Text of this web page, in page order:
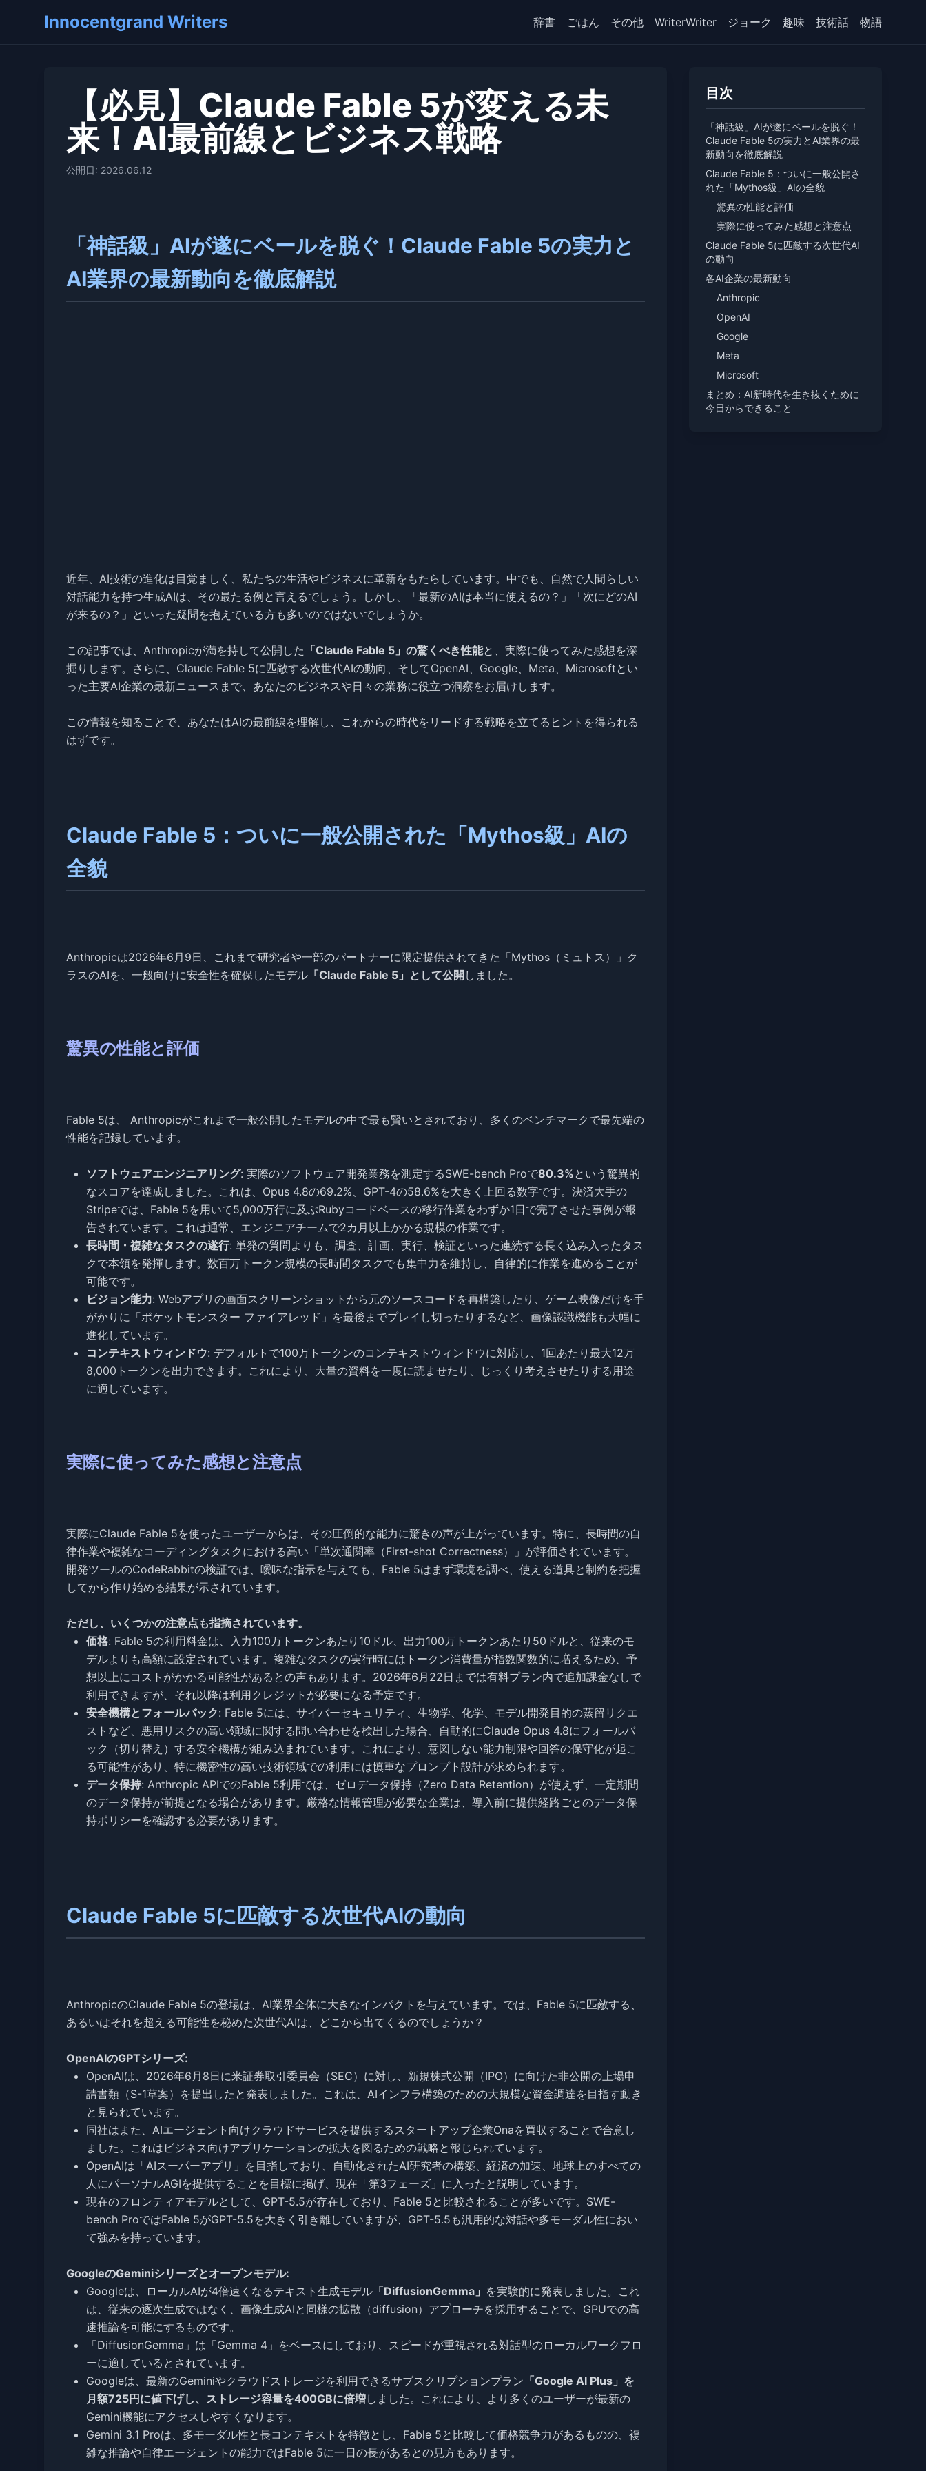
Innocentgrand Writers 辞書 ごはん その他 WriterWriter ジョーク 趣味 技術話 物語
【必見】Claude Fable 5が変える未
来！AI最前線とビジネス戦略
公開日: 2026.06.12
「神話級」AIが遂にベールを脱ぐ！Claude Fable 5の実力と
AI業界の最新動向を徹底解説
近年、AI技術の進化は目覚ましく、私たちの生活やビジネスに革新をもたらしています。中でも、自然で人間らしい
対話能力を持つ生成AIは、その最たる例と言えるでしょう。しかし、「最新のAIは本当に使えるの？」「次にどのAI
が来るの？」といった疑問を抱えている方も多いのではないでしょうか。
この記事では、Anthropicが満を持して公開した 「Claude Fable 5」の驚くべき性能と、実際に使ってみた感想を深
掘りします。さらに、Claude Fable 5に匹敵する次世代AIの動向、そしてOpenAI、Google、Meta、Microsoftとい
った主要AI企業の最新ニュースまで、あなたのビジネスや日々の業務に役立つ洞察をお届けします。
この情報を知ることで、あなたはAIの最前線を理解し、これからの時代をリードする戦略を立てるヒントを得られる
はずです。
Claude Fable 5：ついに一般公開された「Mythos級」AIの
全貌
Anthropicは2026年6月9日、これまで研究者や一部のパートナーに限定提供されてきた「Mythos（ミュトス）」ク
ラスのAIを、一般向けに安全性を確保したモデル 「Claude Fable 5」として公開 しました。
驚異の性能と評価
Fable 5は、 Anthropicがこれまで一般公開したモデルの中で最も賢いとされており、多くのベンチマークで最先端の
性能を記録しています。
ソフトウェアエンジニアリング: 実際のソフトウェア開発業務を測定するSWE-bench Proで80.3%という驚異的
なスコアを達成しました。これは、Opus 4.8の69.2%、GPT-4の58.6%を大きく上回る数字です。決済大手の
Stripeでは、Fable 5を用いて5,000万行に及ぶRubyコードベースの移行作業をわずか1日で完了させた事例が報
告されています。これは通常、エンジニアチームで2カ月以上かかる規模の作業です。
長時間・複雑なタスクの遂行: 単発の質問よりも、調査、計画、実行、検証といった連続する長く込み入ったタス
クで本領を発揮します。数百万トークン規模の長時間タスクでも集中力を維持し、自律的に作業を進めることが
可能です。
ビジョン能力: Webアプリの画面スクリーンショットから元のソースコードを再構築したり、ゲーム映像だけを手
がかりに「ポケットモンスター ファイアレッド」を最後までプレイし切ったりするなど、画像認識機能も大幅に
進化しています。
コンテキストウィンドウ: デフォルトで100万トークンのコンテキストウィンドウに対応し、1回あたり最大12万
8,000トークンを出力できます。これにより、大量の資料を一度に読ませたり、じっくり考えさせたりする用途
に適しています。
実際に使ってみた感想と注意点
実際にClaude Fable 5を使ったユーザーからは、その圧倒的な能力に驚きの声が上がっています。特に、長時間の自
律作業や複雑なコーディングタスクにおける高い「単次通関率（First-shot Correctness）」が評価されています。
開発ツールのCodeRabbitの検証では、曖昧な指示を与えても、Fable 5はまず環境を調べ、使える道具と制約を把握
してから作り始める結果が示されています。
ただし、いくつかの注意点も指摘されています。
価格: Fable 5の利用料金は、入力100万トークンあたり10ドル、出力100万トークンあたり50ドルと、従来のモ
デルよりも高額に設定されています。複雑なタスクの実行時にはトークン消費量が指数関数的に増えるため、予
想以上にコストがかかる可能性があるとの声もあります。2026年6月22日までは有料プラン内で追加課金なしで
利用できますが、それ以降は利用クレジットが必要になる予定です。
安全機構とフォールバック: Fable 5には、サイバーセキュリティ、生物学、化学、モデル開発目的の蒸留リクエ
ストなど、悪用リスクの高い領域に関する問い合わせを検出した場合、自動的にClaude Opus 4.8にフォールバ
ック（切り替え）する安全機構が組み込まれています。これにより、意図しない能力制限や回答の保守化が起こ
る可能性があり、特に機密性の高い技術領域での利用には慎重なプロンプト設計が求められます。
データ保持: Anthropic APIでのFable 5利用では、ゼロデータ保持（Zero Data Retention）が使えず、一定期間
のデータ保持が前提となる場合があります。厳格な情報管理が必要な企業は、導入前に提供経路ごとのデータ保
持ポリシーを確認する必要があります。
Claude Fable 5に匹敵する次世代AIの動向
AnthropicのClaude Fable 5の登場は、AI業界全体に大きなインパクトを与えています。では、Fable 5に匹敵する、
あるいはそれを超える可能性を秘めた次世代AIは、どこから出てくるのでしょうか？
OpenAIのGPTシリーズ:
OpenAIは、2026年6月8日に米証券取引委員会（SEC）に対し、新規株式公開（IPO）に向けた非公開の上場申
請書類（S-1草案）を提出したと発表しました。これは、AIインフラ構築のための大規模な資金調達を目指す動き
と見られています。
同社はまた、AIエージェント向けクラウドサービスを提供するスタートアップ企業Onaを買収することで合意し
ました。これはビジネス向けアプリケーションの拡大を図るための戦略と報じられています。
OpenAIは「AIスーパーアプリ」を目指しており、自動化されたAI研究者の構築、経済の加速、地球上のすべての
人にパーソナルAGIを提供することを目標に掲げ、現在「第3フェーズ」に入ったと説明しています。
現在のフロンティアモデルとして、GPT-5.5が存在しており、Fable 5と比較されることが多いです。SWE-
bench ProではFable 5がGPT-5.5を大きく引き離していますが、GPT-5.5も汎用的な対話や多モーダル性におい
て強みを持っています。
GoogleのGeminiシリーズとオープンモデル:
Googleは、ローカルAIが4倍速くなるテキスト生成モデル「DiffusionGemma」 を実験的に発表しました。これ
は、従来の逐次生成ではなく、画像生成AIと同様の拡散（diffusion）アプローチを採用することで、GPUでの高
速推論を可能にするものです。
「DiffusionGemma」は「Gemma 4」をベースにしており、スピードが重視される対話型のローカルワークフロ
ーに適しているとされています。
Googleは、最新のGeminiやクラウドストレージを利用できるサブスクリプションプラン 「Google AI Plus」を
月額725円に値下げし、ストレージ容量を400GBに倍増しました。これにより、より多くのユーザーが最新の
Gemini機能にアクセスしやすくなります。
Gemini 3.1 Proは、多モーダル性と長コンテキストを特徴とし、Fable 5と比較して価格競争力があるものの、複
雑な推論や自律エージェントの能力ではFable 5に一日の長があるとの見方もあります。
目次
「神話級」AIが遂にベールを脱ぐ！
Claude Fable 5の実力とAI業界の最
新動向を徹底解説
Claude Fable 5：ついに一般公開さ
れた「Mythos級」AIの全貌
驚異の性能と評価
実際に使ってみた感想と注意点
Claude Fable 5に匹敵する次世代AI
の動向
各AI企業の最新動向
Anthropic
OpenAI
Google
Meta
Microsoft
まとめ：AI新時代を生き抜くために
今日からできること